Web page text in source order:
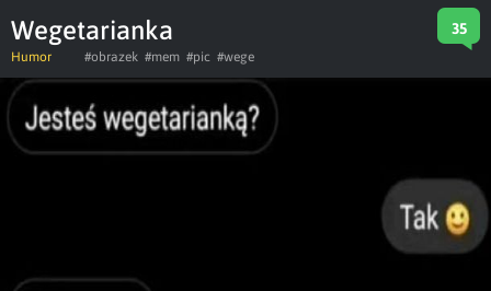
Wegetarianka 35
Humor #obrazek #mem #pic #wege